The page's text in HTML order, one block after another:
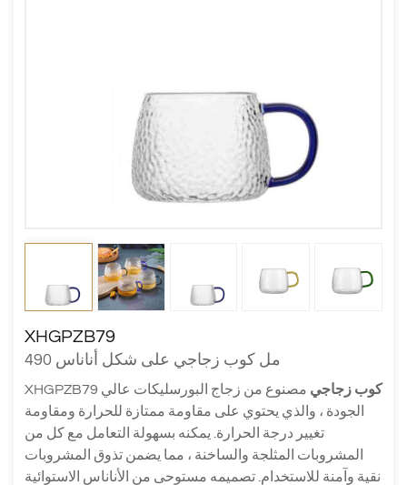
XHGPZB79
490 مل كوب زجاجي على شكل أناناس
XHGPZB79 كوب زجاجي مصنوع من زجاج البورسليكات عالي
الجودة ، والذي يحتوي على مقاومة ممتازة للحرارة ومقاومة
تغيير درجة الحرارة. يمكنه بسهولة التعامل مع كل من
المشروبات المثلجة والساخنة ، مما يضمن تذوق المشروبات
نقية وآمنة للاستخدام. تصميمه مستوحى من الأناناس الاستوائية